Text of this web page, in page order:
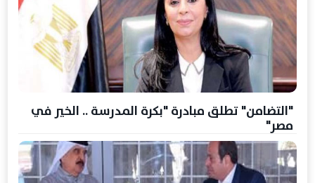
"التضامن" تطلق مبادرة "بكرة المدرسة .. الخير في
مصر"